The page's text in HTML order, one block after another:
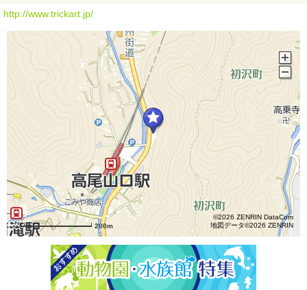
http://www.trickart.jp/
200m
©2026 ZENRIN DataCom
地図データ©2026 ZENRIN